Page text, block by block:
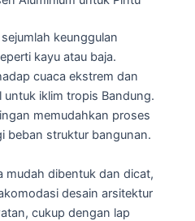
keunggulan
kayu atau baja.
cuaca ekstrem dan
untuk iklim tropis Bandung.
memudahkan proses
beban struktur bangunan.
mudah dibentuk dan dicat,
desain arsitektur
cukup dengan lap